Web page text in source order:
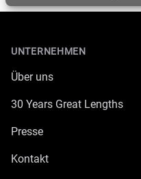
UNTERNEHMEN
Über uns
30 Years Great Lengths
Presse
Kontakt